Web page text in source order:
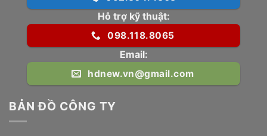
Hỗ trợ kỹ thuật:
098.118.8065
Email:
hdnew.vn@gmail.com
BẢN ĐỒ CÔNG TY